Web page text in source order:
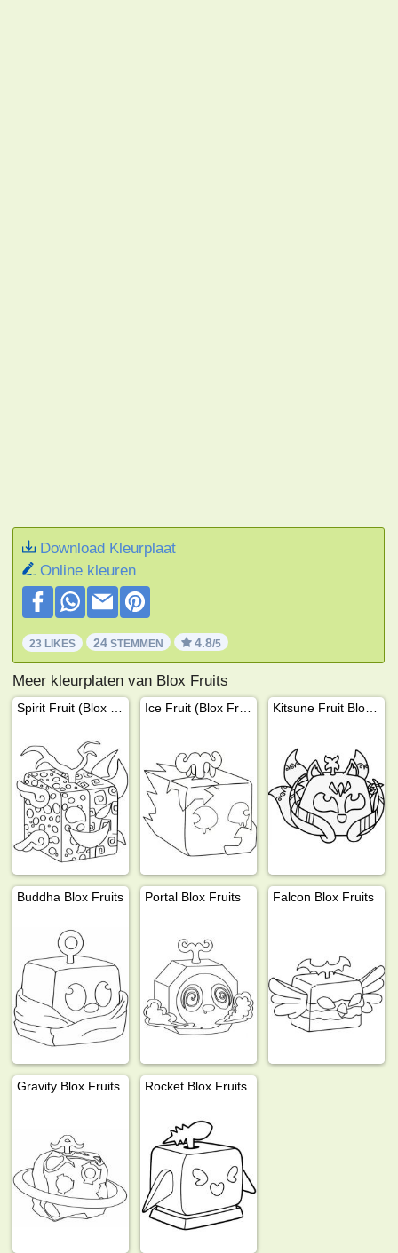
Download Kleurplaat
Online kleuren
23 LIKES 24 STEMMEN 4.8/5
Meer kleurplaten van Blox Fruits
Buddha Blox Fruits Portal Blox Fruits Falcon Blox Fruits
Gravity Blox Fruits Rocket Blox Fruits